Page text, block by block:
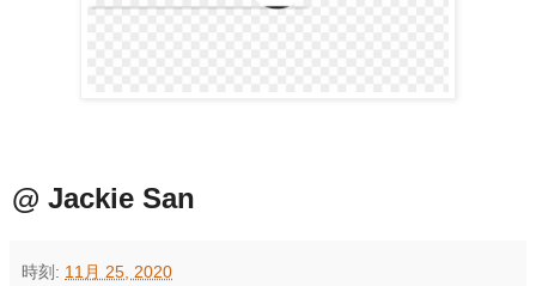
@ Jackie San
時刻: 11月 25, 2020